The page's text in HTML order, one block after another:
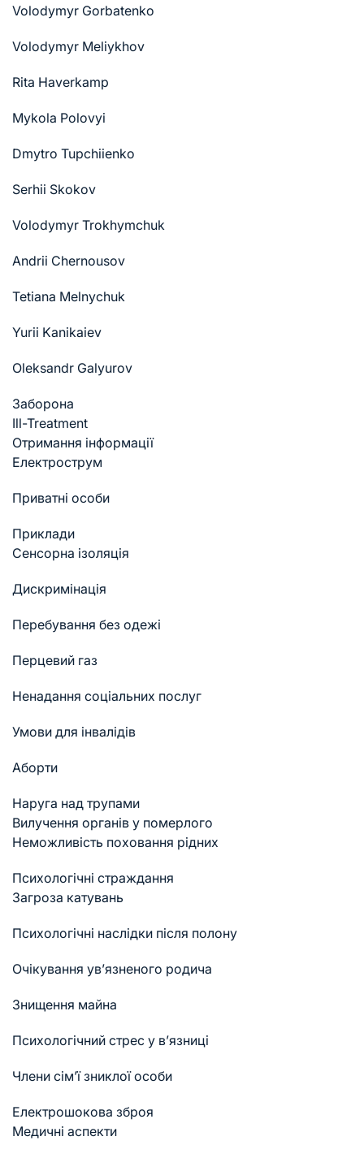
Volodymyr Gorbatenko
Volodymyr Meliykhov
Rita Haverkamp
Mykola Polovyi
Dmytro Tupchiienko
Serhii Skokov
Volodymyr Trokhymchuk
Andrii Chernousov
Tetiana Melnychuk
Yurii Kanikaiev
Oleksandr Galyurov
Заборона
Ill-Treatment
Отримання інформації
Електрострум
Приватні особи
Приклади
Cенсорна ізоляція
Дискримінація
Перебування без одежі
Перцевий газ
Ненадання соціальних послуг
Умови для інвалідів
Аборти
Наруга над трупами
Вилучення органів у померлого
Неможливість поховання рідних
Психологічні страждання
Загроза катувань
Психологічні наслідки після полону
Очікування ув’язненого родича
Знищення майна
Психологічний стрес у в’язниці
Члени сім’ї зниклої особи
Електрошокова зброя
Медичні аспекти